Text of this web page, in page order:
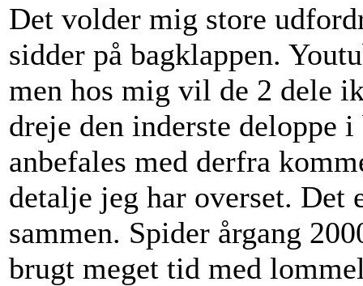
Det volder mig store
sidder på bagklappen.
men hos mig vil de 2 dele
dreje den inderste deloppe
anbefales med derfra
detalje jeg har overset. Det
sammen. Spider årgang
brugt meget tid med